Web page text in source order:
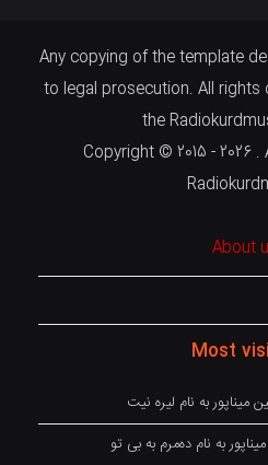
Any copying of the template
to legal prosecution. All
the
Copyright © 2015 - 2026
About
Most
به نام لیره نیت
به نام دەمرم بە بی تو